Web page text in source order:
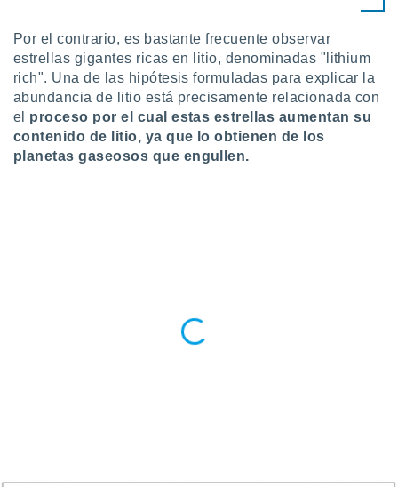
Por el contrario, es bastante frecuente observar
estrellas gigantes ricas en litio, denominadas "lithium
rich". Una de las hipótesis formuladas para explicar la
abundancia de litio está precisamente relacionada con
el proceso por el cual estas estrellas aumentan su
contenido de litio, ya que lo obtienen de los
planetas gaseosos que engullen.